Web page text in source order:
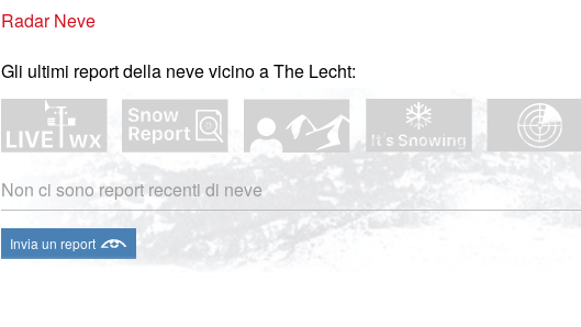
Radar Neve
Gli ultimi report della neve vicino a The Lecht:
Non ci sono report recenti di neve
Invia un report